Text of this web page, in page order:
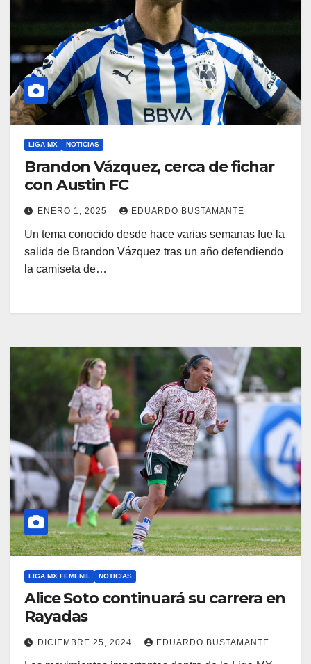
LIGA MX NOTICIAS
Brandon Vázquez, cerca de fichar
con Austin FC
ENERO 1, 2025 EDUARDO BUSTAMANTE
Un tema conocido desde hace varias semanas fue la
salida de Brandon Vázquez tras un año defendiendo
la camiseta de…
LIGA MX FEMENIL NOTICIAS
Alice Soto continuará su carrera en
Rayadas
DICIEMBRE 25, 2024 EDUARDO BUSTAMANTE